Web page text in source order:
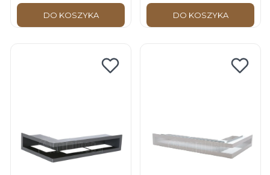
DO KOSZYKA DO KOSZYKA